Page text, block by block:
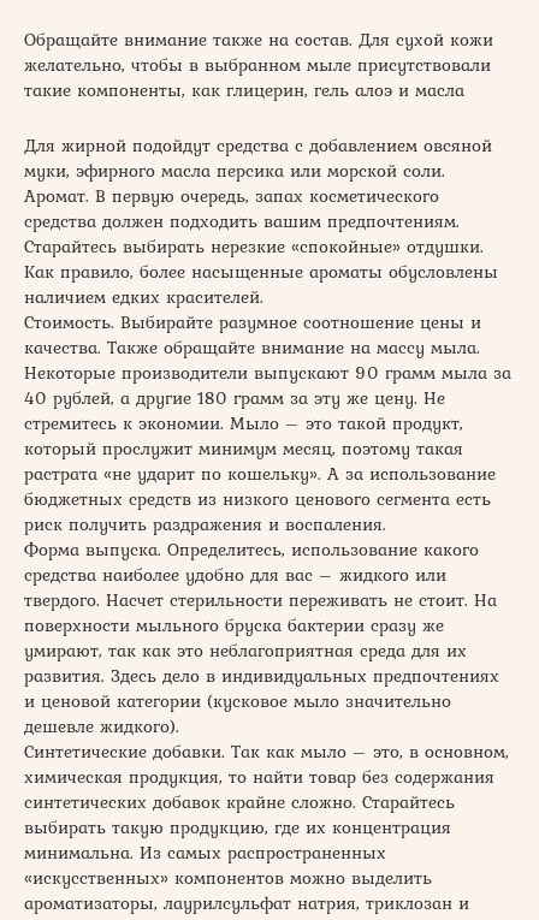
Обращайте внимание также на состав. Для сухой кожи
желательно, чтобы в выбранном мыле присутствовали
такие компоненты, как глицерин, гель алоэ и масла
Для жирной подойдут средства с добавлением овсяной
муки, эфирного масла персика или морской соли.
Аромат. В первую очередь, запах косметического
средства должен подходить вашим предпочтениям.
Старайтесь выбирать нерезкие «спокойные» отдушки.
Как правило, более насыщенные ароматы обусловлены
наличием едких красителей.
Стоимость. Выбирайте разумное соотношение цены и
качества. Также обращайте внимание на массу мыла.
Некоторые производители выпускают 90 грамм мыла за
40 рублей, а другие 180 грамм за эту же цену. Не
стремитесь к экономии. Мыло – это такой продукт,
который прослужит минимум месяц, поэтому такая
растрата «не ударит по кошельку». А за использование
бюджетных средств из низкого ценового сегмента есть
риск получить раздражения и воспаления.
Форма выпуска. Определитесь, использование какого
средства наиболее удобно для вас – жидкого или
твердого. Насчет стерильности переживать не стоит. На
поверхности мыльного бруска бактерии сразу же
умирают, так как это неблагоприятная среда для их
развития. Здесь дело в индивидуальных предпочтениях
и ценовой категории (кусковое мыло значительно
дешевле жидкого).
Синтетические добавки. Так как мыло – это, в основном,
химическая продукция, то найти товар без содержания
синтетических добавок крайне сложно. Старайтесь
выбирать такую продукцию, где их концентрация
минимальна. Из самых распространенных
«искусственных» компонентов можно выделить
ароматизаторы, лаурилсульфат натрия, триклозан и